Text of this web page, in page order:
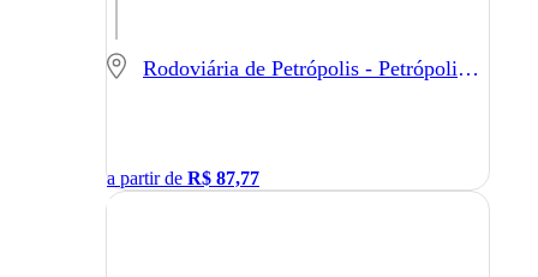
Rodoviária de Petrópolis - Petrópolis - RJ
a partir de R$ 87,77